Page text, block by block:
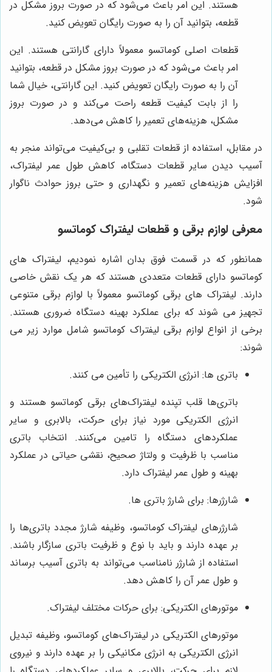
هستند. این امر باعث می‌شود که در صورت بروز مشکل در
قطعه، بتوانید آن را به صورت رایگان تعویض کنید.
قطعات اصلی کوماتسو معمولاً دارای گارانتی هستند. این
امر باعث می‌شود که در صورت بروز مشکل در قطعه، بتوانید
آن را به صورت رایگان تعویض کنید. این گارانتی، خیال شما
را از بابت کیفیت قطعه راحت می‌کند و در صورت بروز
مشکل، هزینه‌های تعمیر را کاهش می‌دهد.
در مقابل، استفاده از قطعات تقلبی و بی‌کیفیت می‌تواند منجر به
آسیب دیدن سایر قطعات دستگاه، کاهش طول عمر لیفتراک،
افزایش هزینه‌های تعمیر و نگهداری و حتی بروز حوادث ناگوار
شود.
معرفی لوازم برقی و قطعات لیفتراک کوماتسو
همانطور که در قسمت فوق بدان اشاره نمودیم، لیفتراک های
کوماتسو دارای قطعات متعددی هستند که هر یک نقش خاصی
دارند. لیفتراک های برقی کوماتسو معمولاً با لوازم برقی متنوعی
تجهیز می شوند که برای عملکرد بهینه دستگاه ضروری هستند.
برخی از انواع لوازم برقی لیفتراک کوماتسو شامل موارد زیر می
شوند:
باتری ها: انرژی الکتریکی را تأمین می کنند.
باتری‌ها قلب تپنده لیفتراک‌های برقی کوماتسو هستند و
انرژی الکتریکی مورد نیاز برای حرکت، بالابری و سایر
عملکردهای دستگاه را تامین می‌کنند. انتخاب باتری
مناسب با ظرفیت و ولتاژ صحیح، نقشی حیاتی در عملکرد
بهینه و طول عمر لیفتراک دارد.
شارژرها: برای شارژ باتری ها.
شارژرهای لیفتراک کوماتسو، وظیفه شارژ مجدد باتری‌ها را
بر عهده دارند و باید با نوع و ظرفیت باتری سازگار باشند.
استفاده از شارژر نامناسب می‌تواند به باتری آسیب برساند
و طول عمر آن را کاهش دهد.
موتورهای الکتریکی: برای حرکات مختلف لیفتراک.
موتورهای الکتریکی در لیفتراک‌های کوماتسو، وظیفه تبدیل
انرژی الکتریکی به انرژی مکانیکی را بر عهده دارند و نیروی